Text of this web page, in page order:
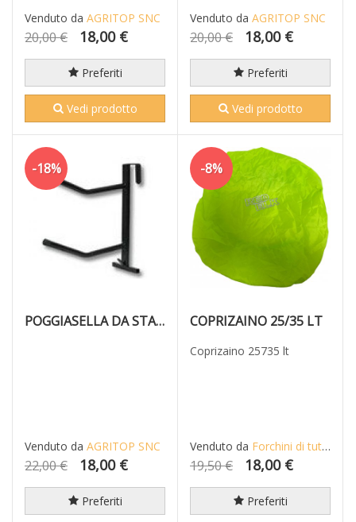
Venduto da AGRITOP SNC
20,00 € 18,00 €
Preferiti
Vedi prodotto
Venduto da AGRITOP SNC
20,00 € 18,00 €
Preferiti
Vedi prodotto
-18%
POGGIASELLA DA STACCIONATA
Venduto da AGRITOP SNC
22,00 € 18,00 €
Preferiti
-8%
COPRIZAINO 25/35 LT
Coprizaino 25735 lt
Venduto da Forchini di tutto di più di Forchini Alberto
19,50 € 18,00 €
Preferiti